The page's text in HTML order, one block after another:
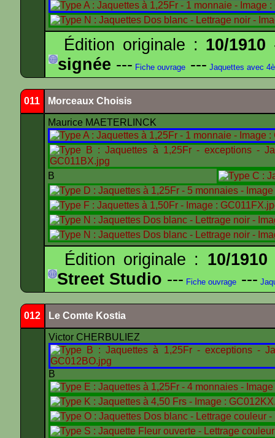
Édition originale : 10/1910
signée --- Fiche ouvrage --- Jaquettes avec
011 Morceaux Choisis
Maurice MAETERLINCK
B
Édition originale : 10/1910
Street Studio --- Fiche ouvrage ---
012 Le Comte Kostia
Victor CHERBULIEZ
B